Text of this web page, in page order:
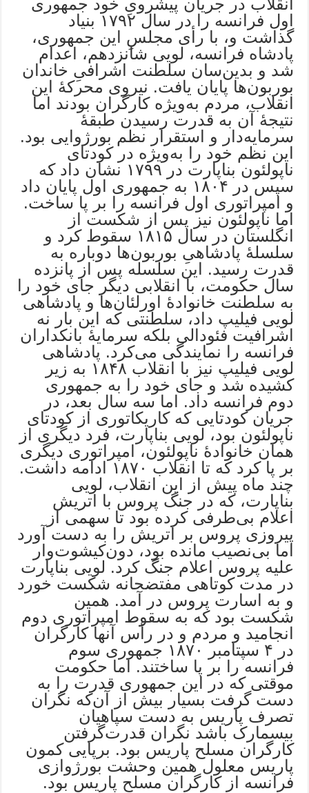
انقلاب در جریان پیشرویِ خود جمهوری
اول فرانسه را در سال ۱۷۹۲ بنیاد
گذاشت و، با رأی مجلسِ این جمهوری،
پادشاه فرانسه، لویی شانزدهم، اعدام
شد و بدین‌سان سلطنت اشرافیِ خاندان
بوربون‌ها پایان یافت. نیروی محرکۀ این
انقلاب، مردم به‌ویژه کارگران بودند اما
نتیجۀ آن به قدرت رسیدن طبقۀ
سرمایه‌دار و استقرار نظم بورژوایی بود.
این نظم خود را به‌ویژه در کودتای
ناپولئون بناپارت در ۱۷۹۹ نشان داد که
سپس در ۱۸۰۴ به جمهوری اول پایان داد
و امپراتوری اول فرانسه را بر پا ساخت.
اما ناپولئون نیز پس از شکست از
انگلستان در سال ۱۸۱۵ سقوط کرد و
سلسلۀ پادشاهیِ بوربون‌ها دوباره به
قدرت رسید. این سلسله پس از پانزده
سال حکومت، با انقلابی دیگر جای خود را
به سلطنت خانوادۀ اورلئان‌ها و پادشاهی
لویی فیلیپ داد، سلطنتی که این بار نه
اشرافیت فئودالی بلکه سرمایۀ بانکداران
فرانسه را نمایندگی می‌کرد. پادشاهی
لویی فیلیپ نیز با انقلاب ۱۸۴۸ به زیر
کشیده شد و جای خود را به جمهوری
دوم فرانسه داد. اما سه سال بعد، در
جریان کودتایی که کاریکاتوری از کودتای
ناپولئون بود، لویی بناپارت، فرد دیگری از
همان خانوادۀ ناپولئون، امپراتوری دیگری
بر پا کرد که تا انقلاب ۱۸۷۰ ادامه داشت.
چند ماه پیش از این انقلاب، لویی
بناپارت، که در جنگ پروس با اتریش
اعلام بی‌طرفی کرده بود تا سهمی از
پیروزی پروس بر اتریش را به دست آورد
اما بی‌نصیب مانده بود، دون‌کیشوت‌وار
علیه پروس اعلام جنگ کرد. لویی بناپارت
در مدت کوتاهی مفتضحانه شکست خورد
و به اسارت پروس در‌ آمد. همین
شکست بود که به سقوط امپراتوری دوم
انجامید و مردم و در رأس آنها کارگران
در ۴ سپتامبر ۱۸۷۰ جمهوری سوم
فرانسه را بر پا ساختند. اما حکومت
موقتی که در این جمهوری قدرت را به
دست گرفت بسیار بیش از آن‌که نگران
تصرف پاریس به دست سپاهیان
بیسمارک باشد نگران قدرت‌گرفتن
کارگران مسلح پاریس بود. برپایی کمون
پاریس معلول همین وحشت بورژوازی
فرانسه از کارگران مسلح پاریس بود.